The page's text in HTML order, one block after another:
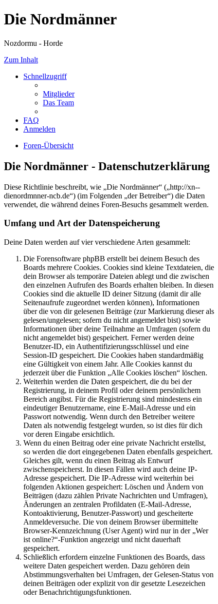
Die Nordmänner
Nozdormu - Horde
Zum Inhalt
Schnellzugriff
Mitglieder
Das Team
FAQ
Anmelden
Foren-Übersicht
Die Nordmänner - Datenschutzerklärung
Diese Richtlinie beschreibt, wie „Die Nordmänner“ („http://xn--
dienordmnner-ncb.de“) (im Folgenden „der Betreiber“) die Daten
verwendet, die während deines Foren-Besuchs gesammelt werden.
Umfang und Art der Datenspeicherung
Deine Daten werden auf vier verschiedene Arten gesammelt:
Die Forensoftware phpBB erstellt bei deinem Besuch des
Boards mehrere Cookies. Cookies sind kleine Textdateien, die
dein Browser als temporäre Dateien ablegt und die zwischen
den einzelnen Aufrufen des Boards erhalten bleiben. In diesen
Cookies sind die aktuelle ID deiner Sitzung (damit dir alle
Seitenaufrufe zugeordnet werden können), Informationen
über die von dir gelesenen Beiträge (zur Markierung dieser als
gelesen/ungelesen; sofern du nicht angemeldet bist) sowie
Informationen über deine Teilnahme an Umfragen (sofern du
nicht angemeldet bist) gespeichert. Ferner werden deine
Benutzer-ID, ein Authentifizierungsschlüssel und eine
Session-ID gespeichert. Die Cookies haben standardmäßig
eine Gültigkeit von einem Jahr. Alle Cookies kannst du
jederzeit über die Funktion „Alle Cookies löschen“ löschen.
Weiterhin werden die Daten gespeichert, die du bei der
Registrierung, in deinem Profil oder deinem persönlichem
Bereich angibst. Für die Registrierung sind mindestens ein
eindeutiger Benutzername, eine E-Mail-Adresse und ein
Passwort notwendig. Wenn durch den Betreiber weitere
Daten als notwendig festgelegt wurden, so ist dies für dich
vor deren Eingabe ersichtlich.
Wenn du einen Beitrag oder eine private Nachricht erstellst,
so werden die dort eingegebenen Daten ebenfalls gespeichert.
Gleiches gilt, wenn du einen Beitrag als Entwurf
zwischenspeicherst. In diesen Fällen wird auch deine IP-
Adresse gespeichert. Die IP-Adresse wird weiterhin bei
folgenden Aktionen gespeichert: Löschen und Ändern von
Beiträgen (dazu zählen Private Nachrichten und Umfragen),
Änderungen an zentralen Profildaten (E-Mail-Adresse,
Kontoaktivierung, Benutzer-Passwort) und gescheiterte
Anmeldeversuche. Die von deinem Browser übermittelte
Browser-Kennzeichnung (User Agent) wird nur in der „Wer
ist online?“-Funktion angezeigt und nicht dauerhaft
gespeichert.
Schließlich erfordern einzelne Funktionen des Boards, dass
weitere Daten gespeichert werden. Dazu gehören dein
Abstimmungsverhalten bei Umfragen, der Gelesen-Status von
deinen Beiträgen oder explizit von dir gesetzte Lesezeichen
oder Benachrichtigungsfunktionen.